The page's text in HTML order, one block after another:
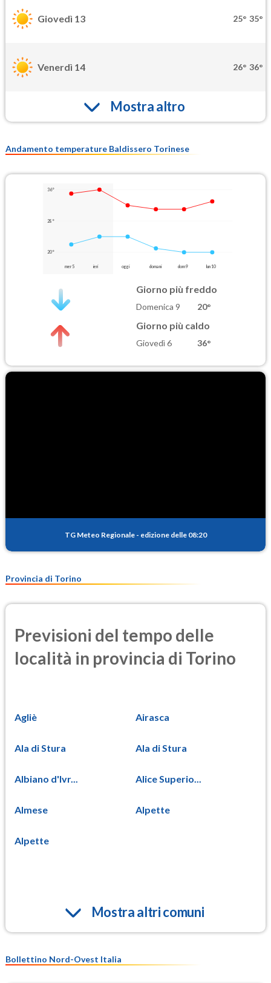
Giovedì 13 25° 35°
Venerdì 14 26° 36°
Mostra altro
Andamento temperature Baldissero Torinese
36°
28°
20°
mer 5 ieri oggi domani dom 9 lun 10
Giorno più freddo
Domenica 9 20°
Giorno più caldo
Giovedì 6 36°
TG Meteo Regionale - edizione delle 08:20
Provincia di Torino
Previsioni del tempo delle
località in provincia di Torino
Agliè Airasca
Ala di Stura Ala di Stura
Albiano d'Ivr... Alice Superio...
Almese Alpette
Alpette
Mostra altri comuni
Bollettino Nord-Ovest Italia